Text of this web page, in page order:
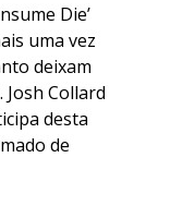
Die’
uma vez
deixam
Collard
desta
de